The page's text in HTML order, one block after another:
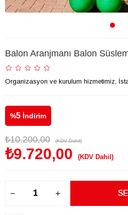
Balon Aranjmanı Balon
Organizasyon ve kurulum hizmetimiz,
%5 İndirim
₺10.200,00 (KDV Dahil)
₺9.720,00 (KDV Dahil)